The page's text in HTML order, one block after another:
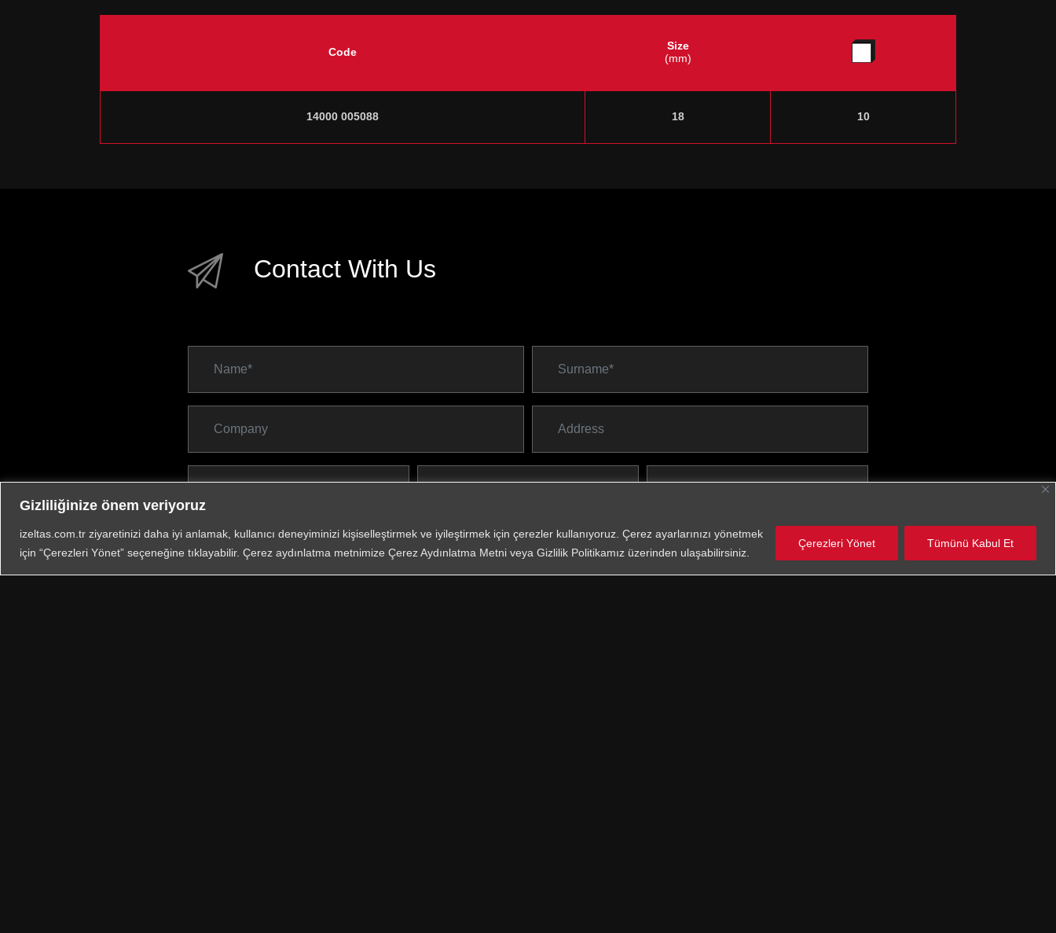
Gizliliğinize önem veriyoruz
izeltas.com.tr ziyaretinizi daha iyi anlamak, kullanıcı deneyiminizi kişiselleştirmek ve iyileştirmek için çerezler kullanıyoruz. Çerez ayarlarınızı yönetmek
için “Çerezleri Yönet” seçeneğine tıklayabilir. Çerez aydınlatma metnimize Çerez Aydınlatma Metni veya Gizlilik Politikamız üzerinden ulaşabilirsiniz.
Çerezleri Yönet Tümünü Kabul Et
Code
Size
(mm)
14000 005088 18 10
Contact With Us
*Required Fields
I have read the GDPR Documentand